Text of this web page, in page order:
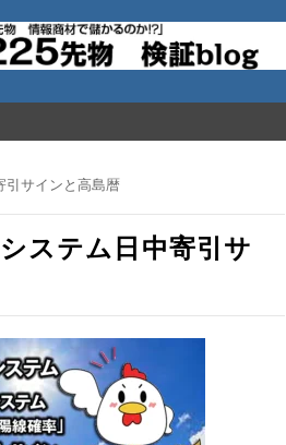
先物 検証blog
引サインと高島暦
ステム日中寄引サ